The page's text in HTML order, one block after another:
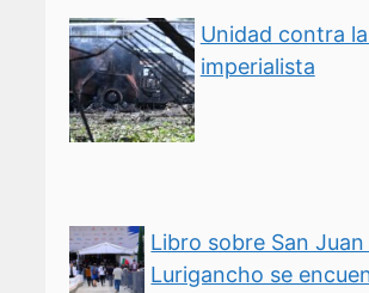
Unidad contra
imperialista
Libro sobre San Juan
Lurigancho se